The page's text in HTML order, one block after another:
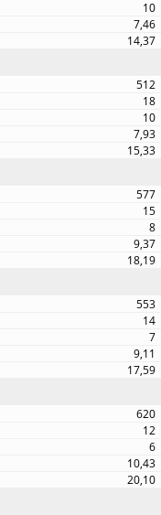
10
7,46
14,37
512
18
10
7,93
15,33
577
15
8
9,37
18,19
553
14
7
9,11
17,59
620
12
6
10,43
20,10